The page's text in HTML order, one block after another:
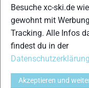
45
Besuche xc-ski.de wie
gewohnt mit
Tracking. Alle Infos
findest du in der
Datenschutzerklärung
Akzeptieren und